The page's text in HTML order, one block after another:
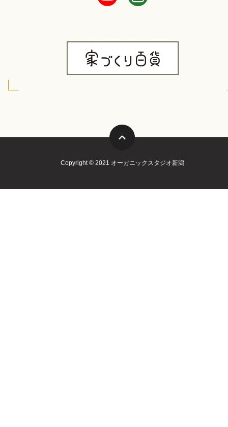
Copyright © 2021 オーガニックスタジオ新潟